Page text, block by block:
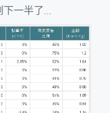
一半了...